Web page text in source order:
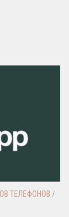
ТЕЛЕФОНОВ /